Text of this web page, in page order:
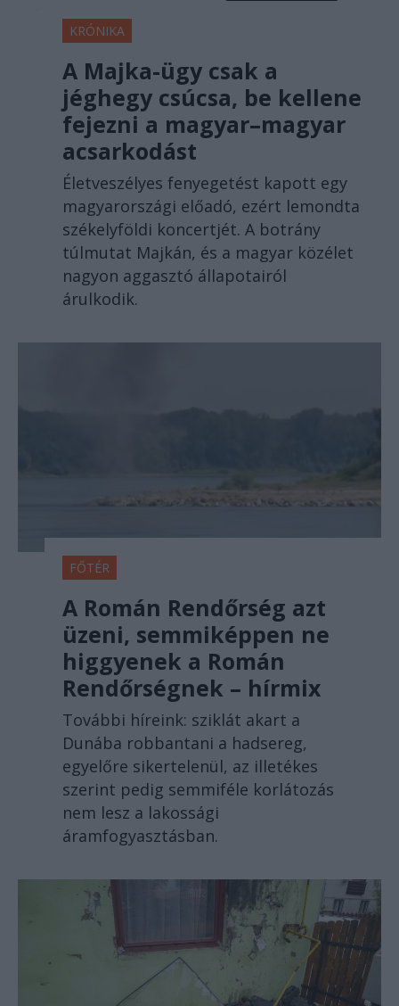
KRÓNIKA
A Majka-ügy csak a
jéghegy csúcsa, be kellene
fejezni a magyar–magyar
acsarkodást
Életveszélyes fenyegetést kapott egy
magyarországi előadó, ezért lemondta
székelyföldi koncertjét. A botrány
túlmutat Majkán, és a magyar közélet
nagyon aggasztó állapotairól
árulkodik.
FŐTÉR
A Román Rendőrség azt
üzeni, semmiképpen ne
higgyenek a Román
Rendőrségnek – hírmix
További híreink: sziklát akart a
Dunába robbantani a hadsereg,
egyelőre sikertelenül, az illetékes
szerint pedig semmiféle korlátozás
nem lesz a lakossági
áramfogyasztásban.